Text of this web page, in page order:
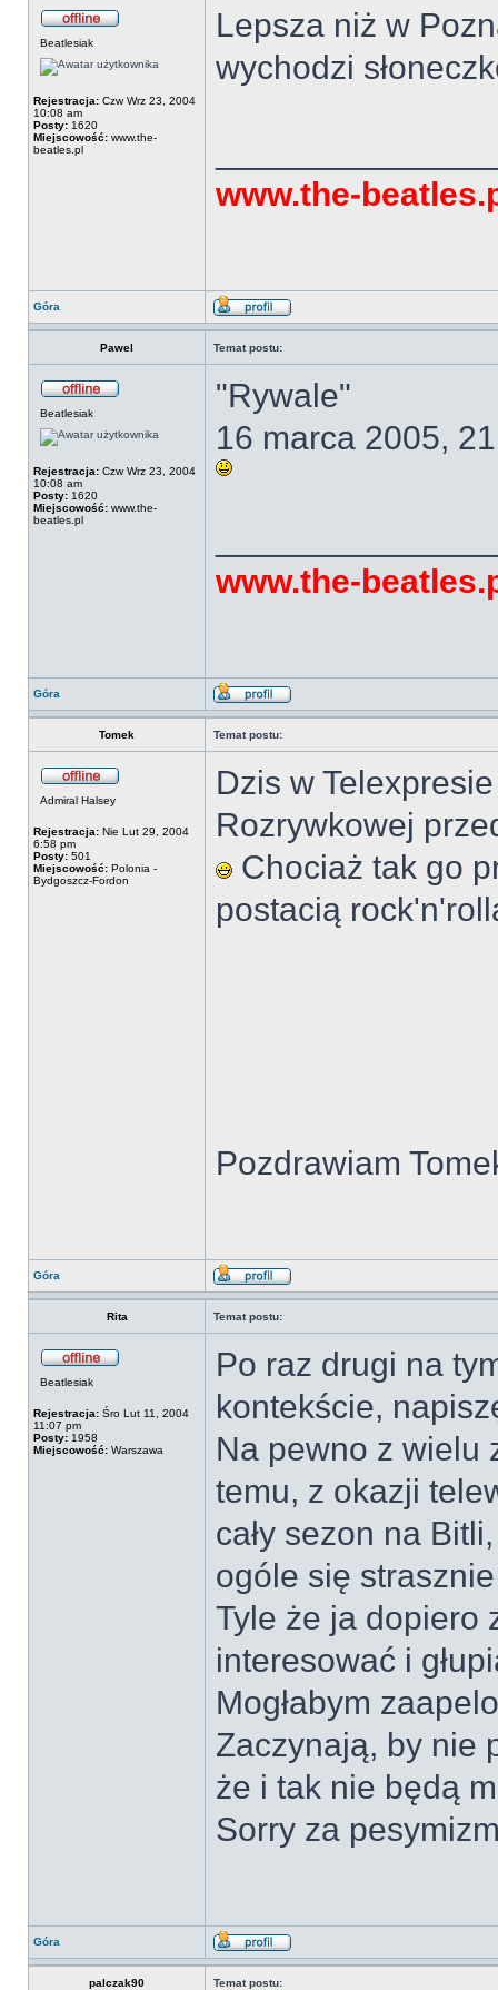
Beatlesiak
Rejestracja: Czw Wrz 23, 2004
10:08 am
Posty: 1620
Miejscowość: www.the-
beatles.pl
Lepsza niż w
wychodzi
www.the-
Góra
Pawel Temat postu:
Beatlesiak
Rejestracja: Czw Wrz 23, 2004
10:08 am
Posty: 1620
Miejscowość: www.the-
beatles.pl
"Rywale"
16 marca 2005,
www.the-
Góra
Tomek Temat postu:
Admiral Halsey
Rejestracja: Nie Lut 29, 2004
6:58 pm
Posty: 501
Miejscowość: Polonia -
Bydgoszcz-Fordon
Dzis w
Rozrywkowej
Chociaż tak go
postacią
Pozdrawiam
Góra
Rita Temat postu:
Beatlesiak
Rejestracja: Śro Lut 11, 2004
11:07 pm
Posty: 1958
Miejscowość: Warszawa
Po raz drugi na
kontekście,
Na pewno z wielu
temu, z okazji
cały sezon na
ogóle się
Tyle że ja dopiero
interesować i
Mogłabym
Zaczynają, by nie
że i tak nie będą
Sorry za
Góra
palczak90 Temat postu: